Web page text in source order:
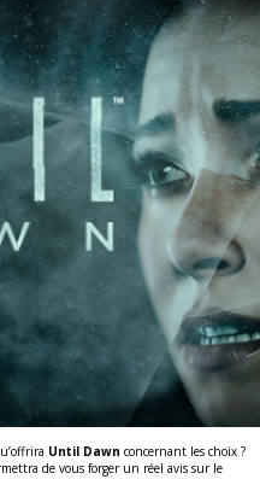
Until Dawn concernant les choix ?
de vous forger un réel avis sur le